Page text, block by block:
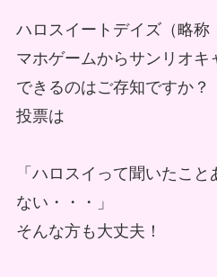
ハロスイートデイズ（略称
マホゲームからサンリオキ
できるのはご存知ですか？
投票は
「ハロスイって聞いたこ
ない・・・」
そんな方も大丈夫！